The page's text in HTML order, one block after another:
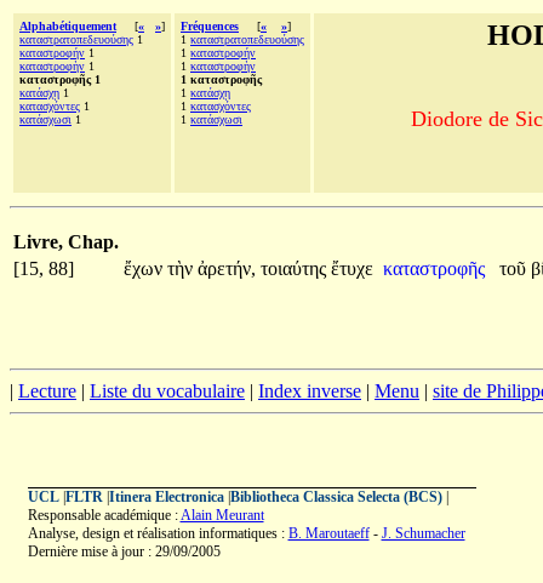
Alphabétiquement [« »]
καταστρατοπεδευούσης 1
καταστροφήν 1
καταστροφὴν 1
καταστροφῆς 1
κατάσχῃ 1
κατασχόντες 1
κατάσχωσι 1
Fréquences [« »]
1 καταστρατοπεδευούσης
1 καταστροφήν
1 καταστροφὴν
1 καταστροφῆς
1 κατάσχῃ
1 κατασχόντες
1 κατάσχωσι Diodore de
Livre, Chap.
[15, 88]
ἔχων τὴν ἀρετήν, τοιαύτης ἔτυχε καταστροφῆς τοῦ
| Lecture | Liste du vocabulaire | Index inverse | Menu | site de
UCL| FLTR| Itinera Electronica| Bibliotheca Classica Selecta (BCS)|
Responsable académique :Alain Meurant
Analyse, design et réalisation informatiques : B. Maroutaeff- J. Schumacher
Dernière mise à jour : 29/09/2005